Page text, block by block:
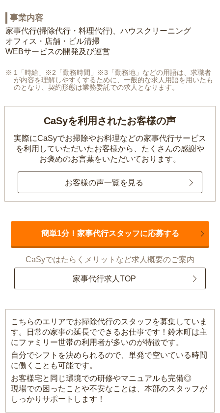
事業内容
家事代行(掃除代行・料理代行)、ハウスクリーニング
オフィス・店舗・ビル清掃
WEBサービスの開発及び運営
1「時給」※2「勤務時間」※3「勤務地」などの用語は、求職者
が内容を理解しやすくするために、一般的な求人用語を用いたも
のとなり、契約形態は業務委託での求人となります。
CaSyを利用されたお客様の声
実際にCaSyでお掃除やお料理などの家事代行サービス
を利用していただいたお客様から、 たくさんの感謝や
お褒めのお言葉をいただいております。
お客様の声一覧を見る
簡単1分！家事代行スタッフに応募する
CaSyではたらくメリットなど求人概要のご案内
家事代行求人TOP
こちらのエリアでお掃除代行のスタッフを募集していま
す。日常の家事の延長でできるお仕事です！鈴木町は主
にファミリー世帯の利用者が多いのが特徴です。
自分でシフトを決められるので、単発で空いている時間
に働くことも可能です。
お客様宅と同じ環境での研修やマニュアルも完備◎
現場での困ったことや不安なことは、本部のスタッフが
しっかりサポートします！